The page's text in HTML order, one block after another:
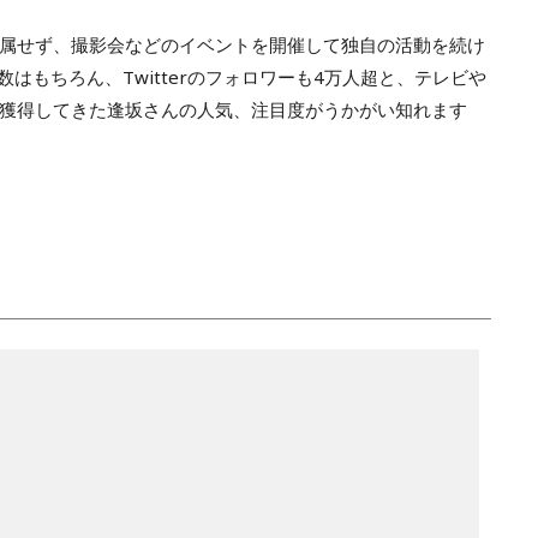
せず、撮影会などのイベントを開催して独自の活動を続け
はもちろん、Twitterのフォロワーも4万人超と、テレビや
得してきた逢坂さんの人気、注目度がうかがい知れます